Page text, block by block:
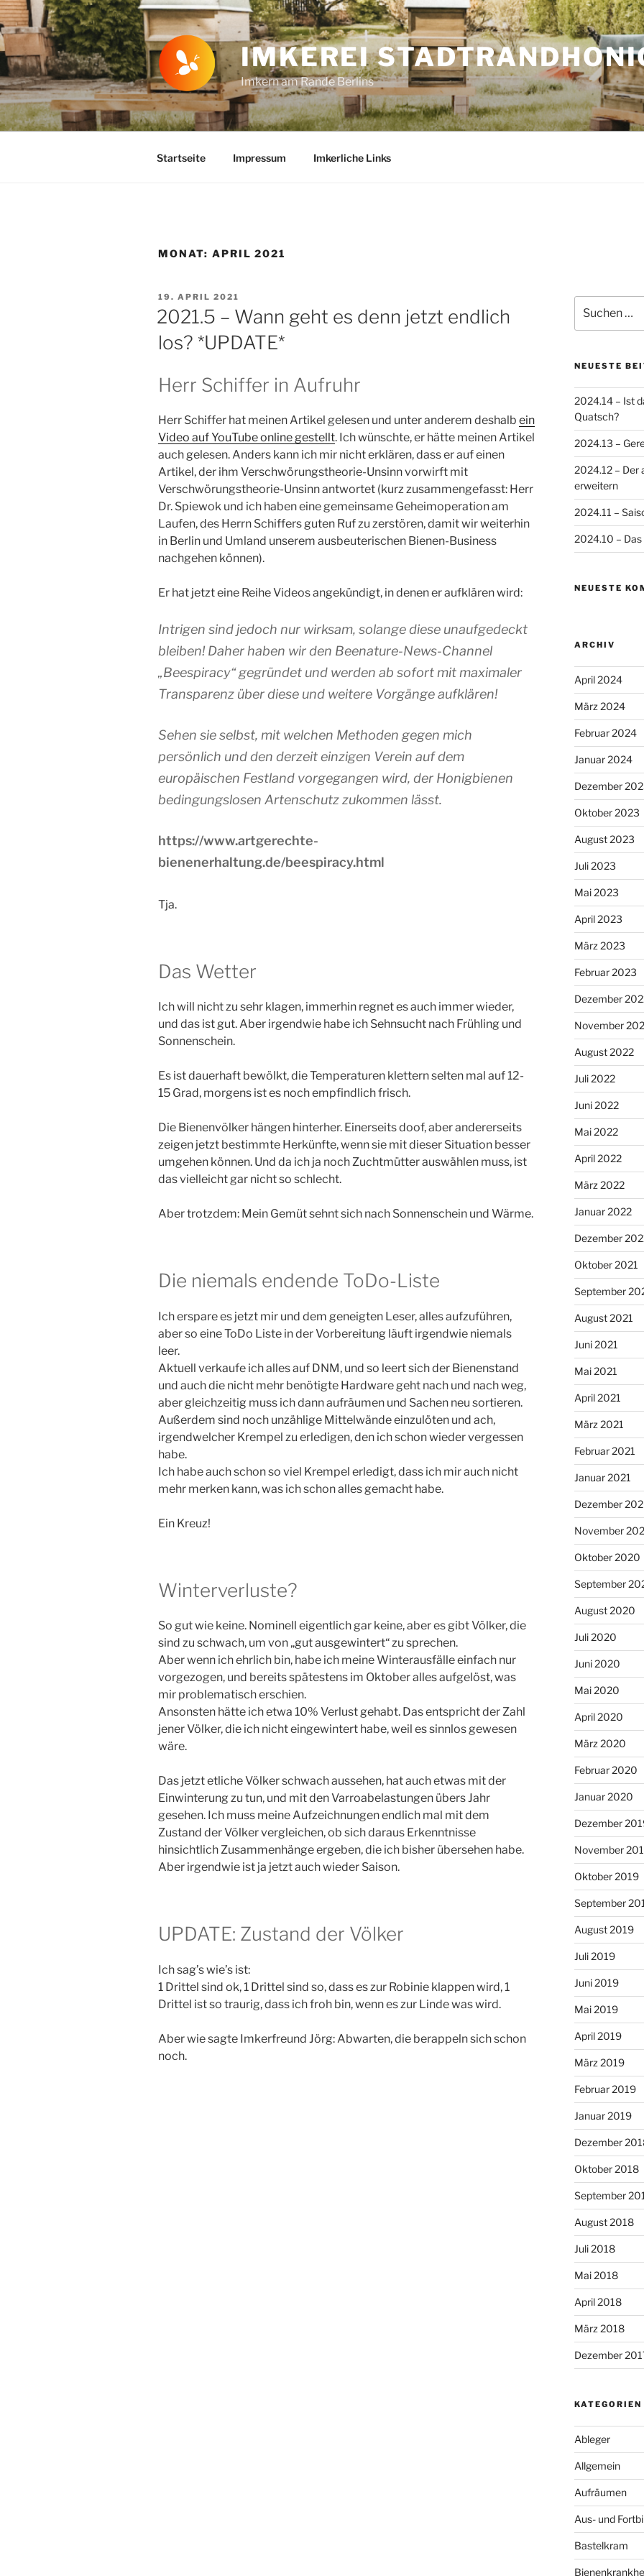
Zum
Inhalt
springen
IMKEREI
Imkern am Rande Berlins
Startseite Impressum Imkerliche Links
MONAT: APRIL 2021
VERÖFFENTLICHT
AM
19. APRIL 2021
2021.5 – Wann geht es denn jetzt endlich
los? *UPDATE*
Herr Schiffer in Aufruhr
Herr Schiffer hat meinen Artikel gelesen und unter anderem deshalb ein
Video auf YouTube online gestellt. Ich wünschte, er hätte meinen Artikel
auch gelesen. Anders kann ich mir nicht erklären, dass er auf einen
Artikel, der ihm Verschwörungstheorie-Unsinn vorwirft mit
Verschwörungstheorie-Unsinn antwortet (kurz zusammengefasst: Herr
Dr. Spiewok und ich haben eine gemeinsame Geheimoperation am
Laufen, des Herrn Schiffers guten Ruf zu zerstören, damit wir weiterhin
in Berlin und Umland unserem ausbeuterischen Bienen-Business
nachgehen können).
Er hat jetzt eine Reihe Videos angekündigt, in denen er aufklären wird:
Intrigen sind jedoch nur wirksam, solange diese unaufgedeckt
bleiben! Daher haben wir den Beenature-News-Channel
„Beespiracy“ gegründet und werden ab sofort mit maximaler
Transparenz über diese und weitere Vorgänge aufklären!
Sehen sie selbst, mit welchen Methoden gegen mich
persönlich und den derzeit einzigen Verein auf dem
europäischen Festland vorgegangen wird, der Honigbienen
bedingungslosen Artenschutz zukommen lässt.
https://www.artgerechte-
bienenerhaltung.de/beespiracy.html
Tja.
Das Wetter
Ich will nicht zu sehr klagen, immerhin regnet es auch immer wieder,
und das ist gut. Aber irgendwie habe ich Sehnsucht nach Frühling und
Sonnenschein.
Es ist dauerhaft bewölkt, die Temperaturen klettern selten mal auf 12-
15 Grad, morgens ist es noch empfindlich frisch.
Die Bienenvölker hängen hinterher. Einerseits doof, aber andererseits
zeigen jetzt bestimmte Herkünfte, wenn sie mit dieser Situation besser
umgehen können. Und da ich ja noch Zuchtmütter auswählen muss, ist
das vielleicht gar nicht so schlecht.
Aber trotzdem: Mein Gemüt sehnt sich nach Sonnenschein und Wärme.
Die niemals endende ToDo-Liste
Ich erspare es jetzt mir und dem geneigten Leser, alles aufzuführen,
aber so eine ToDo Liste in der Vorbereitung läuft irgendwie niemals
leer.
Aktuell verkaufe ich alles auf DNM, und so leert sich der Bienenstand
und auch die nicht mehr benötigte Hardware geht nach und nach weg,
aber gleichzeitig muss ich dann aufräumen und Sachen neu sortieren.
Außerdem sind noch unzählige Mittelwände einzulöten und ach,
irgendwelcher Krempel zu erledigen, den ich schon wieder vergessen
habe.
Ich habe auch schon so viel Krempel erledigt, dass ich mir auch nicht
mehr merken kann, was ich schon alles gemacht habe.
Ein Kreuz!
Winterverluste?
So gut wie keine. Nominell eigentlich gar keine, aber es gibt Völker, die
sind zu schwach, um von „gut ausgewintert“ zu sprechen.
Aber wenn ich ehrlich bin, habe ich meine Winterausfälle einfach nur
vorgezogen, und bereits spätestens im Oktober alles aufgelöst, was
mir problematisch erschien.
Ansonsten hätte ich etwa 10% Verlust gehabt. Das entspricht der Zahl
jener Völker, die ich nicht eingewintert habe, weil es sinnlos gewesen
wäre.
Das jetzt etliche Völker schwach aussehen, hat auch etwas mit der
Einwinterung zu tun, und mit den Varroabelastungen übers Jahr
gesehen. Ich muss meine Aufzeichnungen endlich mal mit dem
Zustand der Völker vergleichen, ob sich daraus Erkenntnisse
hinsichtlich Zusammenhänge ergeben, die ich bisher übersehen habe.
Aber irgendwie ist ja jetzt auch wieder Saison.
UPDATE: Zustand der Völker
Ich sag’s wie’s ist:
1 Drittel sind ok, 1 Drittel sind so, dass es zur Robinie klappen wird, 1
Drittel ist so traurig, dass ich froh bin, wenn es zur Linde was wird.
Aber wie sagte Imkerfreund Jörg: Abwarten, die berappeln sich schon
noch.
nach:
NEUESTE
2024.14 – Ist
Quatsch?
2024.13 –
2024.12 – Der
erweitern
2024.11 –
2024.10 –
NEUESTE
ARCHIV
April 2024
März 2024
Februar 2024
Januar 2024
Dezember
Oktober 2023
August 2023
Juli 2023
Mai 2023
April 2023
März 2023
Februar 2023
Dezember
November
August 2022
Juli 2022
Juni 2022
Mai 2022
April 2022
März 2022
Januar 2022
Dezember
Oktober 2021
September
August 2021
Juni 2021
Mai 2021
April 2021
März 2021
Februar 2021
Januar 2021
Dezember
November
Oktober 2020
September
August 2020
Juli 2020
Juni 2020
Mai 2020
April 2020
März 2020
Februar 2020
Januar 2020
Dezember
November
Oktober 2019
September
August 2019
Juli 2019
Juni 2019
Mai 2019
April 2019
März 2019
Februar 2019
Januar 2019
Dezember
Oktober 2018
September
August 2018
Juli 2018
Mai 2018
April 2018
März 2018
Dezember
KATEGORIEN
Ableger
Allgemein
Aufräumen
Aus- und
Bastelkram